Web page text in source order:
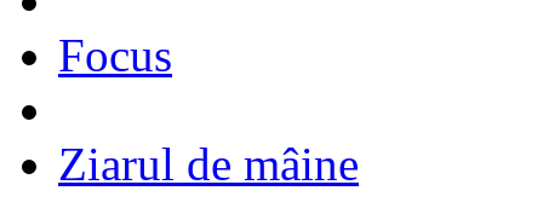
Focus
Ziarul de mâine